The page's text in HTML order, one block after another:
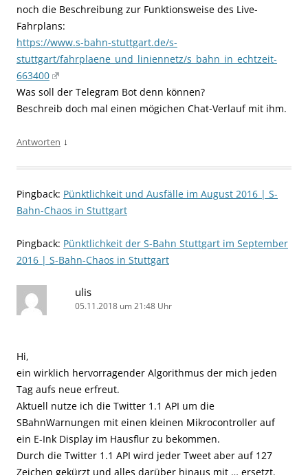
noch die Beschreibung zur Funktionsweise des Live-
Fahrplans:
https://www.s-bahn-stuttgart.de/s-
stuttgart/fahrplaene_und_liniennetz/s_bahn_in_echtzeit-
663400
Was soll der Telegram Bot denn können?
Beschreib doch mal einen mögichen Chat-Verlauf mit ihm.
Antworten ↓
Pingback: Pünktlichkeit und Ausfälle im August 2016 | S-
Bahn-Chaos in Stuttgart
Pingback: Pünktlichkeit der S-Bahn Stuttgart im September
2016 | S-Bahn-Chaos in Stuttgart
ulis
05.11.2018 um 21:48 Uhr
Hi,
ein wirklich hervorragender Algorithmus der mich jeden
Tag aufs neue erfreut.
Aktuell nutze ich die Twitter 1.1 API um die
SBahnWarnungen mit einen kleinen Mikrocontroller auf
ein E-Ink Display im Hausflur zu bekommen.
Durch die Twitter 1.1 API wird jeder Tweet aber auf 127
Zeichen gekürzt und alles darüber hinaus mit … ersetzt.